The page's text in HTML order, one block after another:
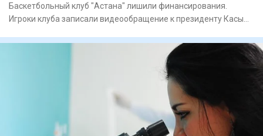
Баскетбольный клуб "Астана" лишили финансирования.
Игроки клуба записали видеообращение к президенту Касым-